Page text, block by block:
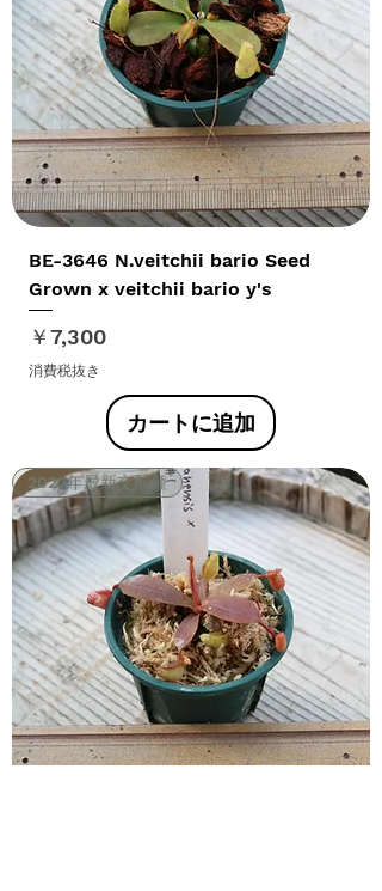
BE-3646 N.veitchii bario Seed
Grown x veitchii bario y's
価格
￥7,300
消費税抜き
カートに追加
2022年最新交配種